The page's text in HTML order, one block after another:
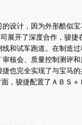
计，因为外形酷似宝
展开了深度合作，骏捷
和试车跑道。在制造
核会、质量控制测评
也完全实现了与宝马
，骏捷配置了ＡＢＳ